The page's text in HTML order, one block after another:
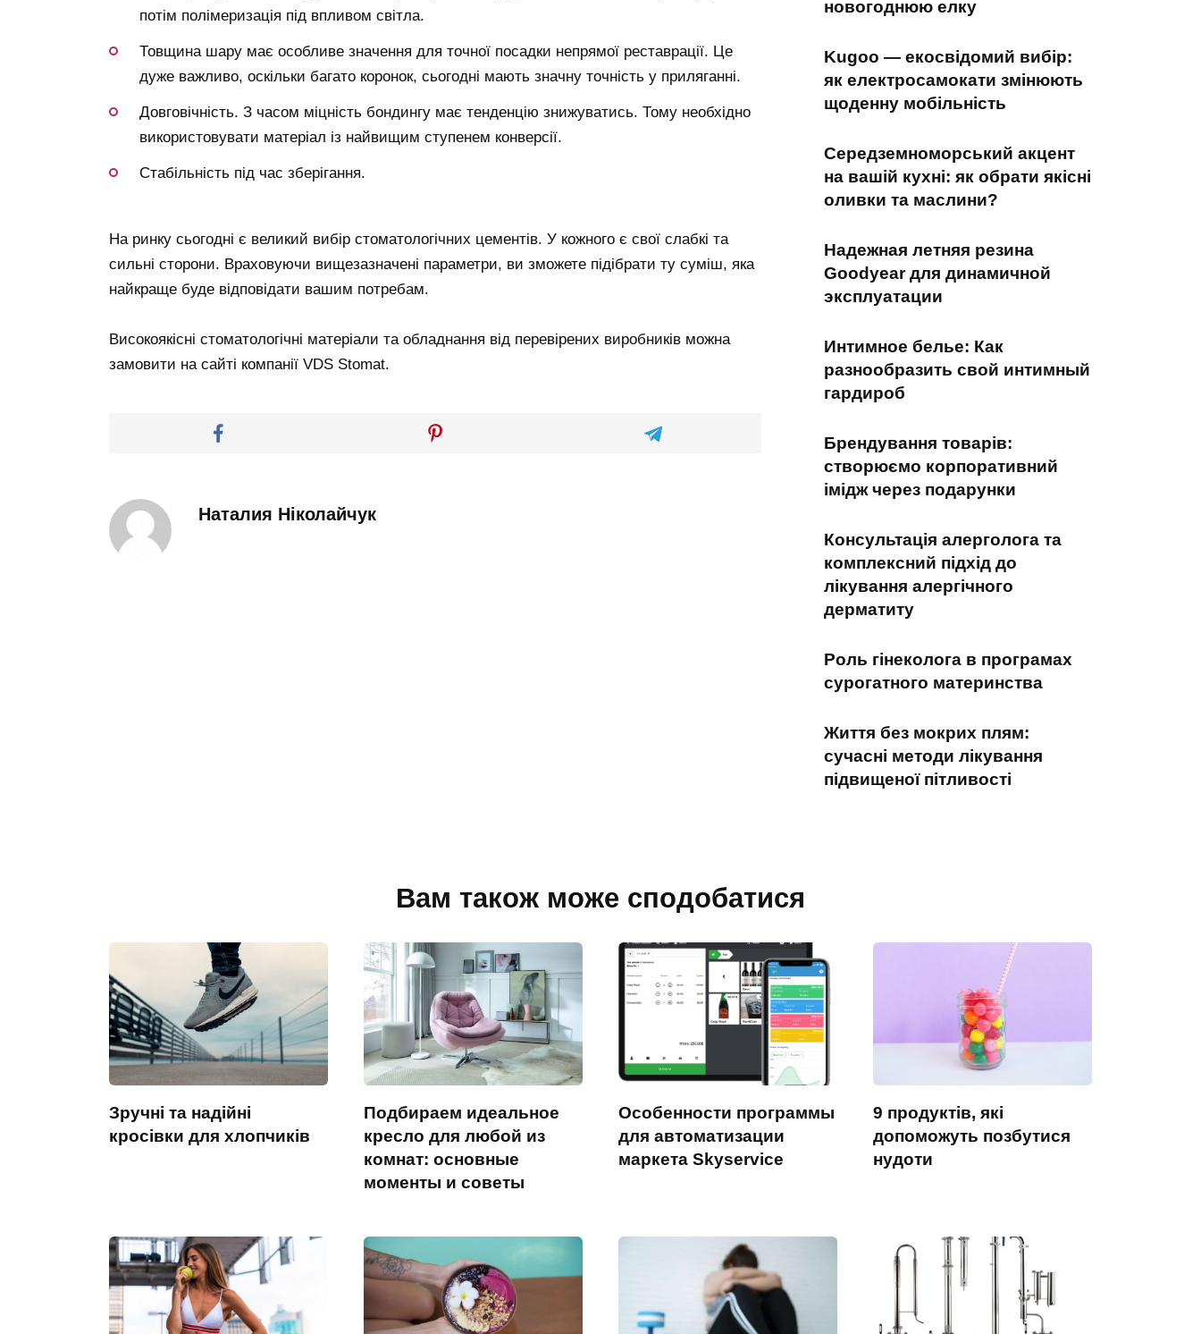
потім полімеризація під впливом світла.
Товщина шару має особливе значення для точної посадки непрямої реставрації. Це
дуже важливо, оскільки багато коронок, сьогодні мають значну точність у приляганні.
Довговічність. З часом міцність бондингу має тенденцію знижуватись. Тому необхідно
використовувати матеріал із найвищим ступенем конверсії.
Стабільність під час зберігання.
На ринку сьогодні є великий вибір стоматологічних цементів. У кожного є свої слабкі та
сильні сторони. Враховуючи вищезазначені параметри, ви зможете підібрати ту суміш, яка
найкраще буде відповідати вашим потребам.
Високоякісні стоматологічні матеріали та обладнання від перевірених виробників можна
замовити на сайті компанії VDS Stomat.
Наталия Ніколайчук
новогоднюю елку
Kugoo — екосвідомий вибір:
як електросамокати змінюють
щоденну мобільність
Середземноморський акцент
на вашій кухні: як обрати якісні
оливки та маслини?
Надежная летняя резина
Goodyear для динамичной
эксплуатации
Интимное белье: Как
разнообразить свой интимный
гардироб
Брендування товарів:
створюємо корпоративний
імідж через подарунки
Консультація алерголога та
комплексний підхід до
лікування алергічного
дерматиту
Роль гінеколога в програмах
сурогатного материнства
Життя без мокрих плям:
сучасні методи лікування
підвищеної пітливості
Вам також може сподобатися
Зручні та надійні
кросівки для хлопчиків
Подбираем идеальное
кресло для любой из
комнат: основные
моменты и советы
Особенности программы
для автоматизации
маркета Skyservice
9 продуктів, які
допоможуть позбутися
нудоти